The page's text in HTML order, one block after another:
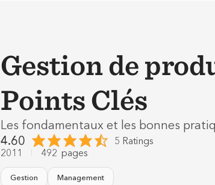
Gestion de
Points Clés
Les fondamentaux et les bonnes
4.60
5 Ratings
2011
492 pages
Gestion Management